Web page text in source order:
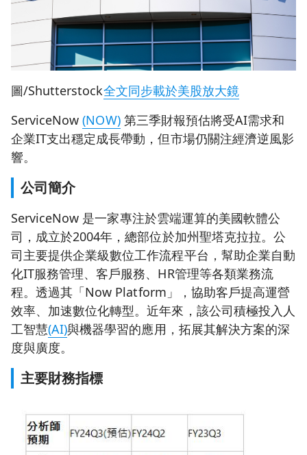
圖/Shutterstock全文同步載於美股放大鏡
ServiceNow(NOW)第三季財報預估將受AI需求和
企業IT支出穩定成長帶動，但市場仍關注經濟逆風影
響。
公司簡介
ServiceNow 是一家專注於雲端運算的美國軟體公
司，成立於2004年，總部位於加州聖塔克拉拉。公
司主要提供企業級數位工作流程平台，幫助企業自動
化IT服務管理、客戶服務、HR管理等各類業務流
程。透過其「Now Platform」，協助客戶提高運營
效率、加速數位化轉型。近年來，該公司積極投入人
工智慧(AI)與機器學習的應用，拓展其解決方案的深
度與廣度。
主要財務指標